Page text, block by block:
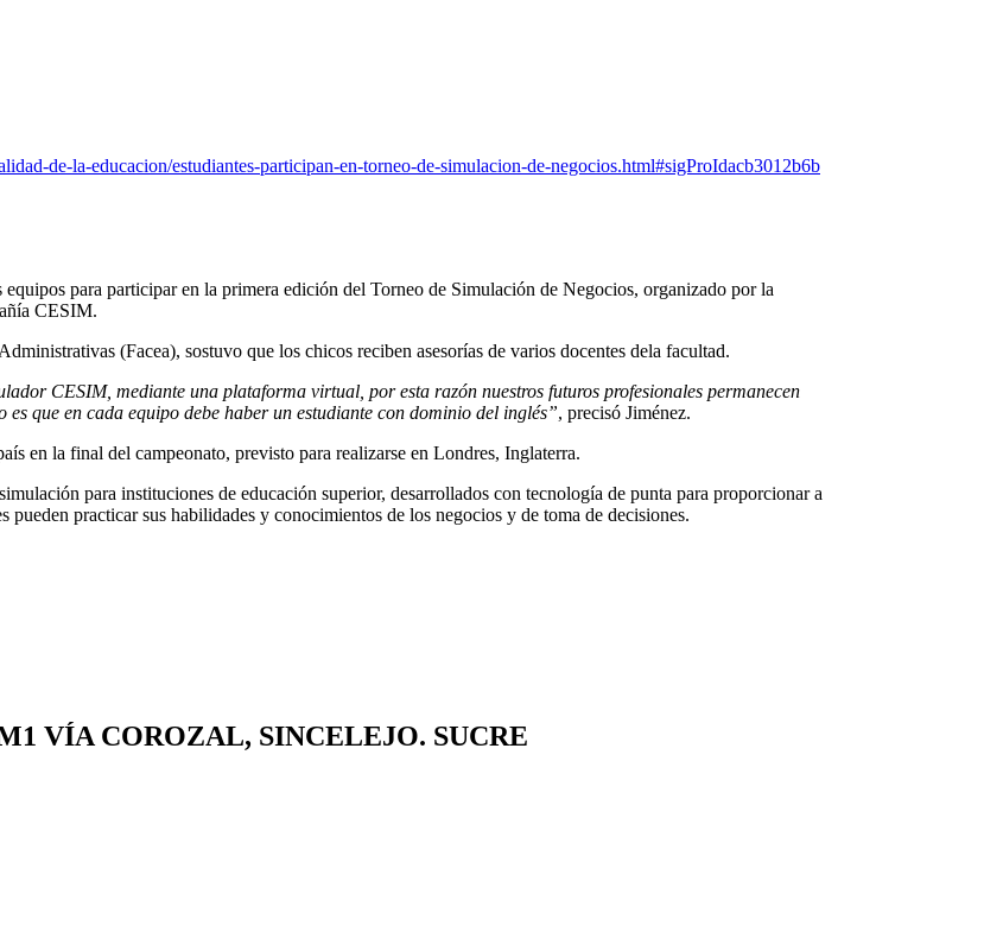
de-la-educacion/estudiantes-participan-en-torneo-de-simulacion-de-negocios.html#sigProIdacb3012b6b
para participar en la primera edición del Torneo de Simulación de Negocios, organizado por la
CESIM.
(Facea), sostuvo que los chicos reciben asesorías de varios docentes dela facultad.
CESIM, mediante una plataforma virtual, por esta razón nuestros futuros profesionales permanecen
que en cada equipo debe haber un estudiante con dominio del inglés”, precisó Jiménez.
en la final del campeonato, previsto para realizarse en Londres, Inglaterra.
para instituciones de educación superior, desarrollados con tecnología de punta para proporcionar a
practicar sus habilidades y conocimientos de los negocios y de toma de decisiones.
VÍA COROZAL, SINCELEJO. SUCRE